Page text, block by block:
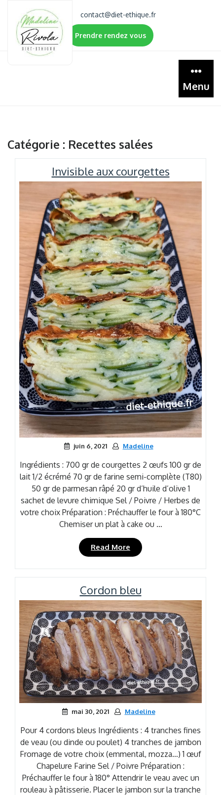
content
contact@diet-ethique.fr
Prendre rendez vous
Menu
Catégorie : Recettes salées
Invisible aux courgettes
juin 6, 2021 Madeline
Ingrédients : 700 gr de courgettes 2 œufs 100 gr de
lait 1/2 écrémé 70 gr de farine semi-complète (T80)
50 gr de parmesan râpé 20 gr d’huile d’olive 1
sachet de levure chimique Sel / Poivre / Herbes de
votre choix Préparation : Préchauffer le four à 180°C
Chemiser un plat à cake ou …
Read More « Invisible
aux
courgettes »
Cordon bleu
mai 30, 2021 Madeline
Pour 4 cordons bleus Ingrédients : 4 tranches fines
de veau (ou dinde ou poulet) 4 tranches de jambon
Fromage de votre choix (emmental, mozza…) 1 œuf
Chapelure Farine Sel / Poivre Préparation :
Préchauffer le four à 180° Attendrir le veau avec un
rouleau à pâtisserie. Placer le jambon sur la tranche